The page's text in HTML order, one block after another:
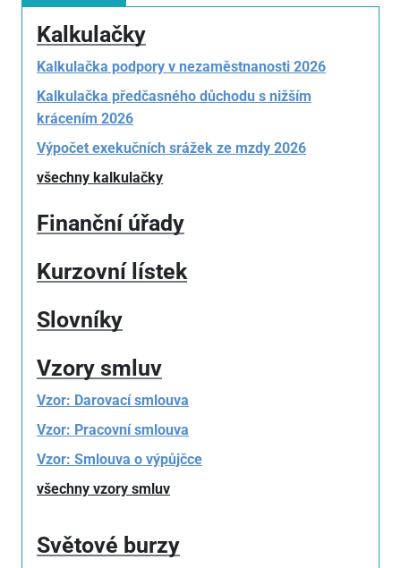
Kalkulačky
Kalkulačka podpory v nezaměstnanosti 2026
Kalkulačka předčasného důchodu s nižším
krácením 2026
Výpočet exekučních srážek ze mzdy 2026
všechny kalkulačky
Finanční úřady
Kurzovní lístek
Slovníky
Vzory smluv
Vzor: Darovací smlouva
Vzor: Pracovní smlouva
Vzor: Smlouva o výpůjčce
všechny vzory smluv
Světové burzy